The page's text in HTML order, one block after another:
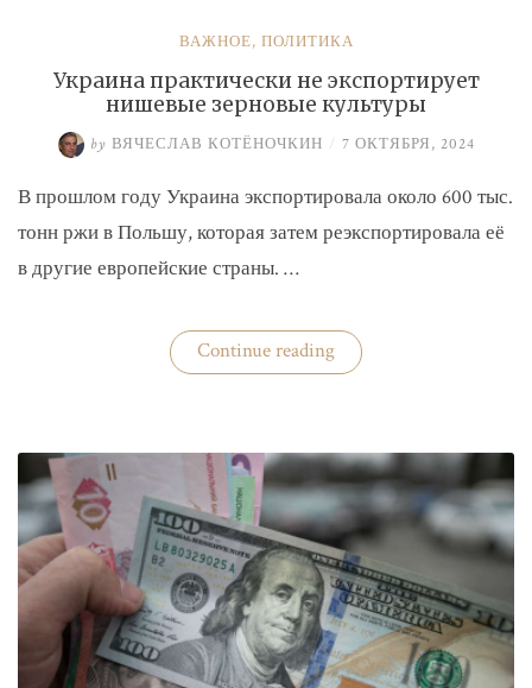
ВАЖНОЕ, ПОЛИТИКА
Украина практически не экспортирует
нишевые зерновые культуры
by ВЯЧЕСЛАВ КОТЁНОЧКИН / 7 ОКТЯБРЯ, 2024
В прошлом году Украина экспортировала около 600 тыс.
тонн ржи в Польшу, которая затем реэкспортировала её
в другие европейские страны. …
Continue reading«Украина
практически
зерновые
культуры»